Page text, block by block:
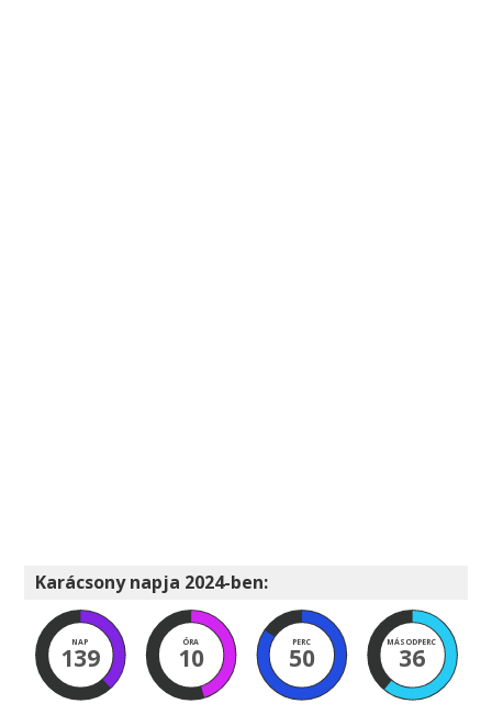
Karácsony napja 2024-ben:
NAP
139
ÓRA
10
PERC
50
MÁSODPERC
35